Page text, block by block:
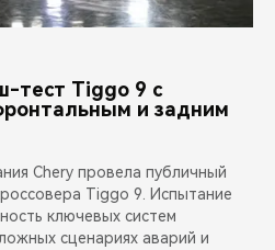
тест Tiggo 9 с
и задним
Chery провела публичный
Tiggo 9. Испытание
ключевых систем
сценариях аварий и